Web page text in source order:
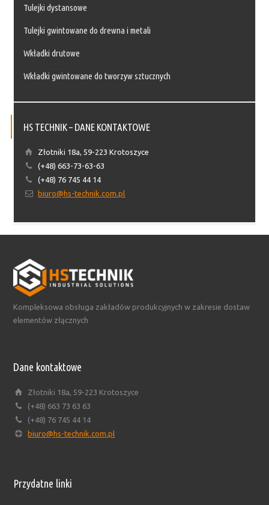
Tulejki dystansowe
Tulejki gwintowane do drewna i metali
Wkładki drutowe
Wkładki gwintowane do tworzyw sztucznych
HS TECHNIK – DANE KONTAKTOWE
Złotniki 18a, 59-223 Krotoszyce
(+48) 663-73-63-63
(+48) 76 745 44 14
biuro@hs-technik.com.pl
Kompleksowa obsługa zakładów produkcyjnych w zakresie dostaw
elementów złącznych
Dane kontaktowe
Złotniki 18a, 59-223 Krotoszyce
(+48) 663 73 63 63
(+48) 76 745 44 14
biuro@hs-technik.com.pl
Przydatne linki